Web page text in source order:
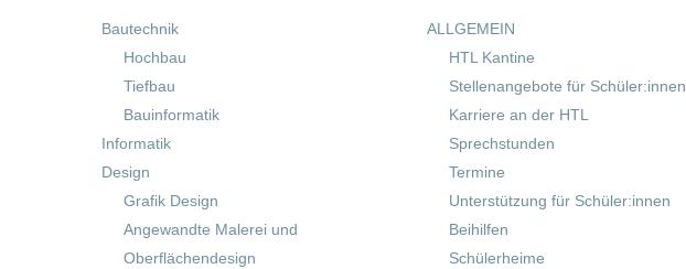
Bautechnik
Hochbau
Tiefbau
Bauinformatik
Informatik
Design
Grafik Design
Angewandte Malerei und
Oberflächendesign
ALLGEMEIN
HTL Kantine
Stellenangebote für Schüler:innen
Karriere an der HTL
Sprechstunden
Termine
Unterstützung für Schüler:innen
Beihilfen
Schülerheime